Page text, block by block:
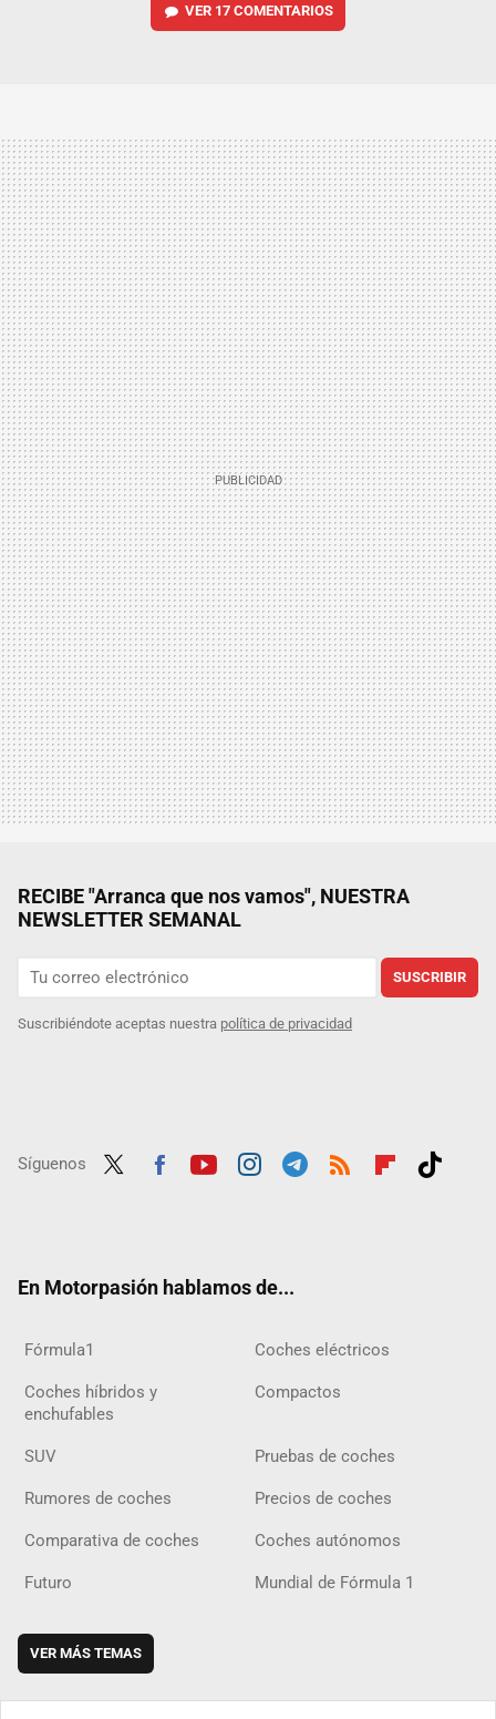
VER 17 COMENTARIOS
RECIBE "Arranca que nos vamos", NUESTRA
NEWSLETTER SEMANAL
SUSCRIBIR
Suscribiéndote aceptas nuestra política de privacidad
Síguenos
En Motorpasión hablamos de...
Fórmula1 Coches eléctricos
Coches híbridos y
enchufables
Compactos
SUV Pruebas de coches
Rumores de coches Precios de coches
Comparativa de coches Coches autónomos
Futuro Mundial de Fórmula 1
VER MÁS TEMAS